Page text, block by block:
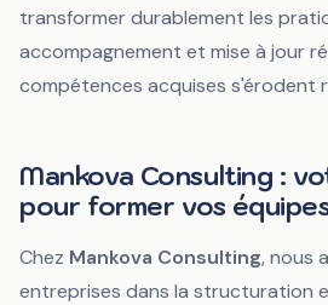
transformer durablement les
accompagnement et mise à jour
compétences acquises s'érodent
Mankova Consulting :
pour former vos
Chez Mankova Consulting, nous
entreprises dans la structuration